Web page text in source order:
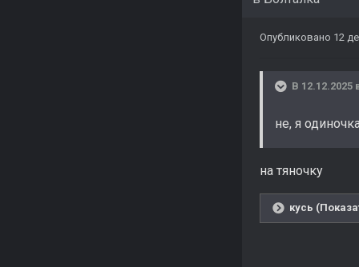
Опубликовано 12
В 12.12.2025
не, я
на тяночку
кусь